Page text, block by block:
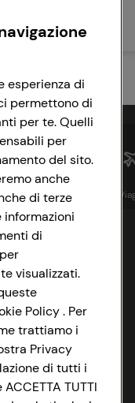
40 min Media
Istituzionale
esperienza di
permettono di
per te. Quelli
per
del sito.
anche
di terze
di
visualizzati.
Policy . Per
trattiamo i
Privacy
di tutti i
TUTTI